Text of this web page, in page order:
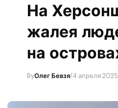
На
жалея
на
ByОлег Бевзя/4 апреля